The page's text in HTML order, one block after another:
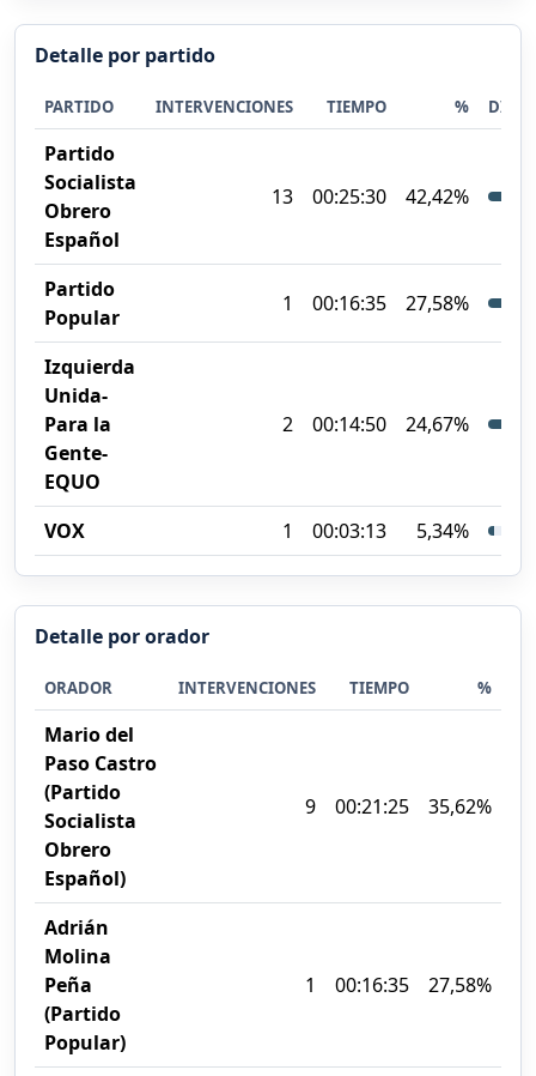
Detalle por partido
PARTIDO INTERVENCIONES TIEMPO %
Partido
Socialista
Obrero
Español
13 00:25:30 42,42%
Partido
Popular
1 00:16:35 27,58%
Izquierda
Unida-
Para la
Gente-
EQUO
2 00:14:50 24,67%
VOX 1 00:03:13 5,34%
Detalle por orador
ORADOR INTERVENCIONES TIEMPO %
Mario del
Paso Castro
(Partido
Socialista
Obrero
Español)
9 00:21:25 35,62%
Adrián
Molina
Peña
(Partido
Popular)
1 00:16:35 27,58%